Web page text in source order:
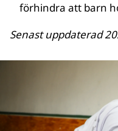
förhindra att barn
Senast uppdaterad